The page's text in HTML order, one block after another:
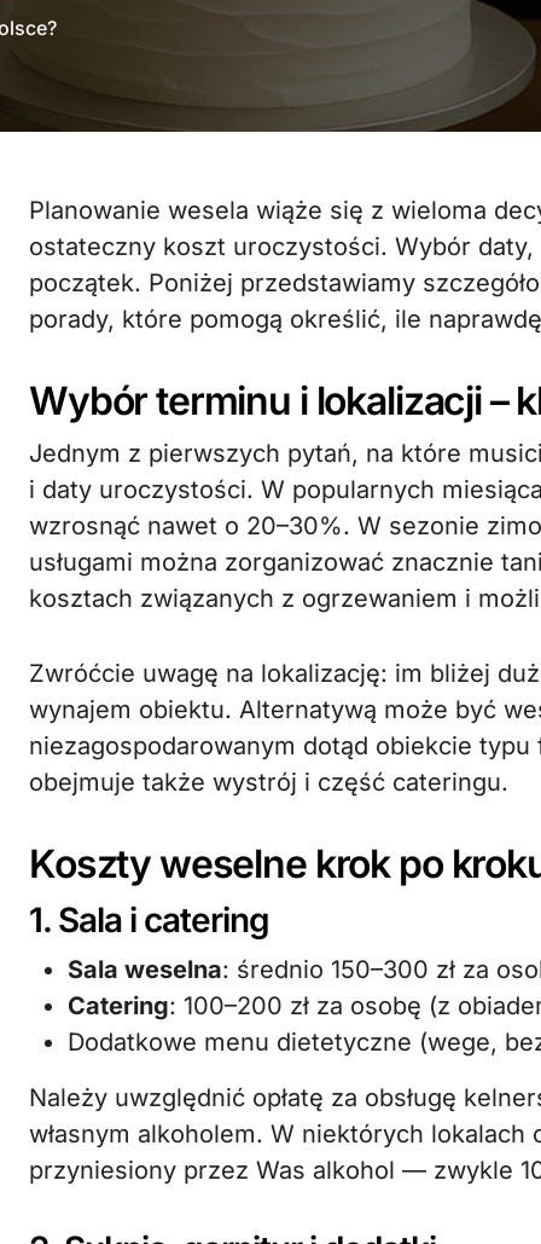
Planowanie wesela wiąże się z wieloma decyzjami, które bezpośrednio wpływają na
ostateczny koszt uroczystości. Wybór
początek. Poniżej przedstawiamy
porady, które pomogą określić, ile
Wybór terminu i lokalizacji –
Jednym z pierwszych pytań, na które
i daty uroczystości. W popularnych
wzrosnąć nawet o 20–30%. W sezonie
usługami można zorganizować znacznie
kosztach związanych z ogrzewaniem i
Zwróćcie uwagę na lokalizację: im bliżej
wynajem obiektu. Alternatywą może być
niezagospodarowanym dotąd obiekcie
obejmuje także wystrój i część cateringu.
Koszty weselne krok po
1. Sala i catering
Sala weselna: średnio 150–300 zł za
Catering: 100–200 zł za osobę (z
Dodatkowe menu dietetyczne (wege,
Należy uwzględnić opłatę za obsługę
własnym alkoholem. W niektórych
przyniesiony przez Was alkohol — zwykle